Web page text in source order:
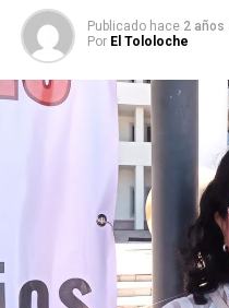
Publicado hace 2 años
Por El Tololoche